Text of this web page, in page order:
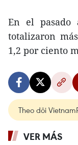
En el pasado
totalizaron
1,2 por ciento
Theo dõi
VER MÁS